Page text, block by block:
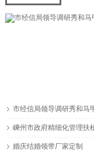
市经信局领导调研秀和马
嵊州市政府精细化管理扶
婚庆结婚领带厂家定制